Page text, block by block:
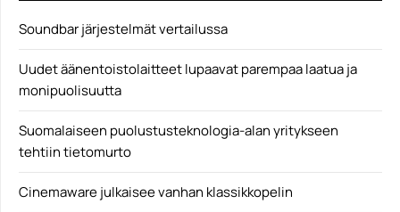
Soundbar järjestelmät vertailussa
Uudet äänentoistolaitteet lupaavat parempaa laatua ja
monipuolisuutta
Suomalaiseen puolustusteknologia-alan yritykseen
tehtiin tietomurto
Cinemaware julkaisee vanhan klassikkopelin